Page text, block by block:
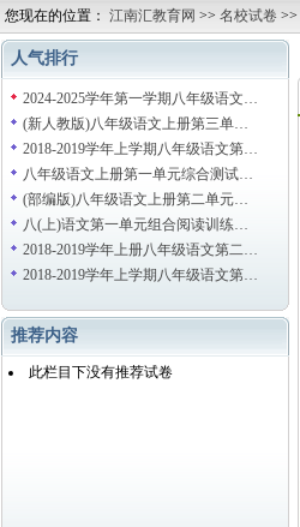
您现在的位置： 江南汇教育网 >> 名校试卷 >>
人气排行
2024-2025学年第一学期八年级语文…
(新人教版)八年级语文上册第三单…
2018-2019学年上学期八年级语文第…
八年级语文上册第一单元综合测试…
(部编版)八年级语文上册第二单元…
八(上)语文第一单元组合阅读训练…
2018-2019学年上册八年级语文第二…
2018-2019学年上学期八年级语文第…
推荐内容
此栏目下没有推荐试卷